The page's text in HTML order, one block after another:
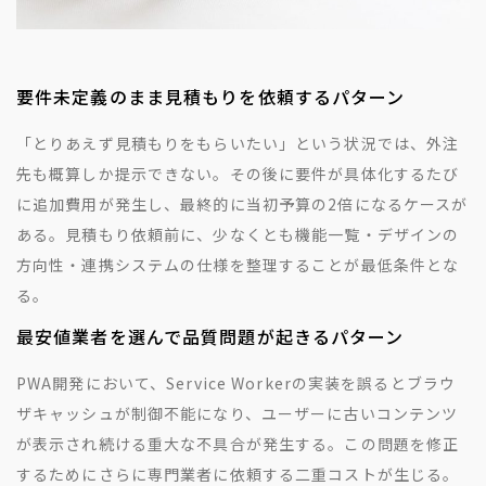
要件未定義のまま見積もりを依頼するパターン
「とりあえず見積もりをもらいたい」という状況では、外注
先も概算しか提示できない。その後に要件が具体化するたび
に追加費用が発生し、最終的に当初予算の2倍になるケースが
ある。見積もり依頼前に、少なくとも機能一覧・デザインの
方向性・連携システムの仕様を整理することが最低条件とな
る。
最安値業者を選んで品質問題が起きるパターン
PWA開発において、Service Workerの実装を誤るとブラウ
ザキャッシュが制御不能になり、ユーザーに古いコンテンツ
が表示され続ける重大な不具合が発生する。この問題を修正
するためにさらに専門業者に依頼する二重コストが生じる。